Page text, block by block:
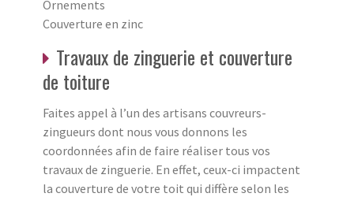
Ornements
Couverture en zinc
Travaux de zinguerie et couverture
de toiture
Faites appel à l’un des artisans couvreurs-
zingueurs dont nous vous donnons les
coordonnées afin de faire réaliser tous vos
travaux de zinguerie. En effet, ceux-ci impactent
la couverture de votre toit qui diffère selon les